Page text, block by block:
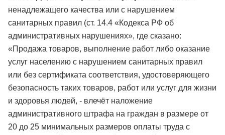
ненадлежащего качества или с нарушением
санитарных правил (ст. 14.4 «Кодекса РФ об
административных нарушениях», где сказано:
«Продажа товаров, выполнение работ либо оказание
услуг населению с нарушением санитарных правил
или без сертификата соответствия, удостоверяющего
безопасность таких товаров, работ или услуг для жизни
и здоровья людей, - влечёт наложение
административного штрафа на граждан в размере от
20 до 25 минимальных размеров оплаты труда с